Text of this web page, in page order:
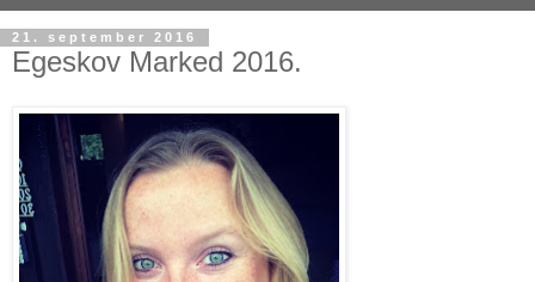
21. september 2016
Egeskov Marked 2016.